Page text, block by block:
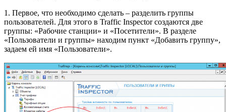
1. Первое, что необходимо сделать – разделить группы
пользователей. Для этого в Traffic Inspector создаются две
группы: «Рабочие станции» и «Посетители». В разделе
«Пользователи и группы» находим пункт «Добавить группу»,
задаем ей имя «Пользователи».